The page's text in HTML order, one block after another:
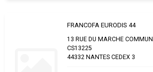
FRANCOFA EURODIS 44
13 RUE DU MARCHE COMMUN
CS13225
44332 NANTES CEDEX 3